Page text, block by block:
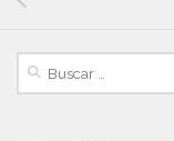
Buscar: